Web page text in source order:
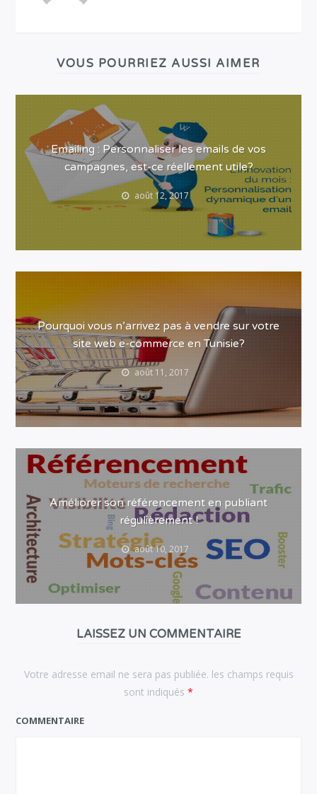
VOUS POURRIEZ AUSSI AIMER
Emailing : Personnaliser les emails de vos
campagnes, est-ce réellement utile?
août 12, 2017
Pourquoi vous n’arrivez pas à vendre sur votre
site web e-commerce en Tunisie?
août 11, 2017
Améliorer son référencement en publiant
régulièrement !
août 10, 2017
LAISSEZ UN COMMENTAIRE
Votre adresse email ne sera pas publiée. les champs requis
sont indiqués *
COMMENTAIRE